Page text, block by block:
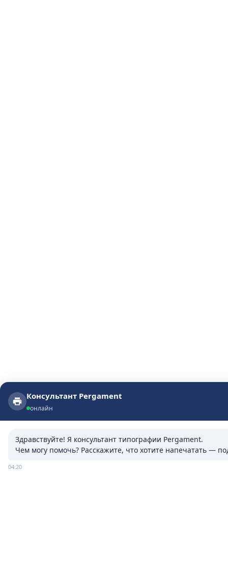
Консультант Pergament
онлайн
Здравствуйте! Я консультант типографии Pergament.
Чем могу помочь? Расскажите, что хотите напечатать —
04:20
Консультант Pergament